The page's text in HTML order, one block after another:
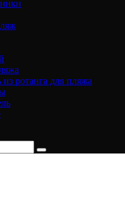
ротанга для пляжа